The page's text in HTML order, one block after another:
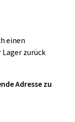
einen
zurück
Adresse zu